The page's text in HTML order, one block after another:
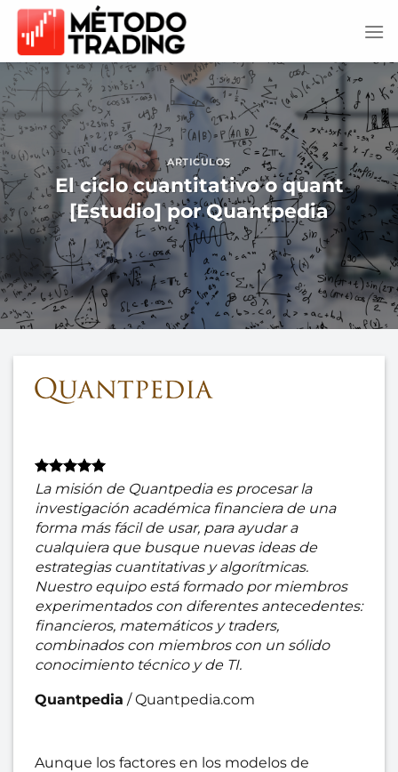
Saltar
contenido
ARTICULOS
El ciclo cuantitativo o quant
[Estudio] por Quantpedia
La misión de Quantpedia es procesar la
investigación académica financiera de una
forma más fácil de usar, para ayudar a
cualquiera que busque nuevas ideas de
estrategias cuantitativas y algorítmicas.
Nuestro equipo está formado por miembros
experimentados con diferentes antecedentes:
financieros, matemáticos y traders,
combinados con miembros con un sólido
conocimiento técnico y de TI.
Quantpedia /Quantpedia.com
Aunque los factores en los modelos de